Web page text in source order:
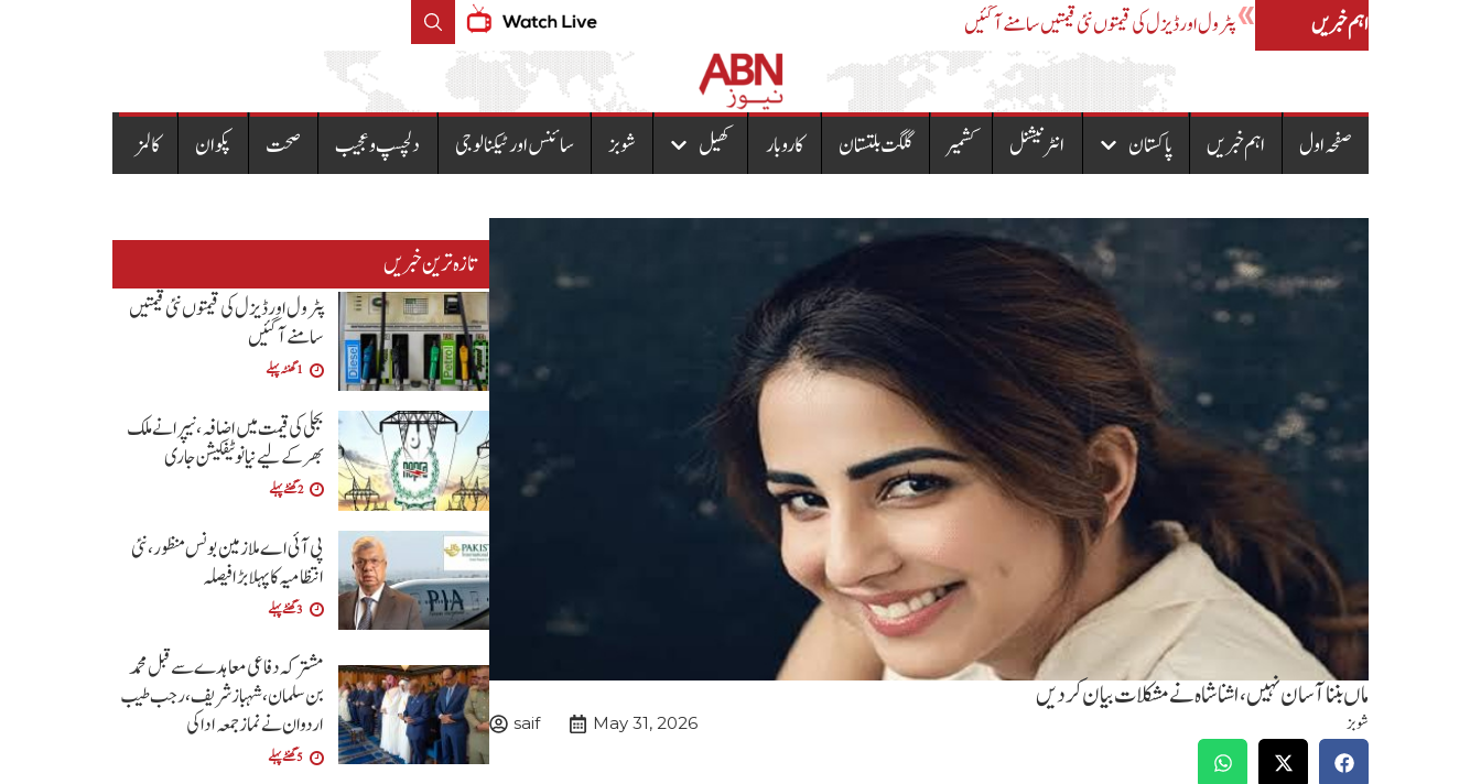
اہم خبریں پٹرول اور ڈیزل کی قیمتوں نئی قیمتیں سامنے آگئیں بجلی کی قیمت میں اضافہ، نیپرا نے ملک بھر کے لیے نیا نوٹیفکیشن جاری
صفحہ اول اہم خبریں پاکستان انٹرنیشنل کشمیر گلگت بلتستان کاروبار کھیل شوبز سائنس اور ٹیکنالوجی دلچسپ و عجیب صحت پکوان کالمز
ماں بننا آسان نہیں ،اشنا شاہ نے مشکلات بیان کردیں
شوبز saif May 31, 2026
تازہ ترین خبریں
پٹرول اور ڈیزل کی قیمتوں نئی قیمتیں
سامنے آگئیں
1 گھنٹہ پہلے
بجلی کی قیمت میں اضافہ، نیپرا نے ملک
بھر کے لیے نیا نوٹیفکیشن جاری
2 گھنٹے پہلے
پی آئی اے ملازمین بونس منظور، نئی
انتظامیہ کا پہلا بڑا فیصلہ
3 گھنٹے پہلے
مشترکہ دفاعی معاہدے سے قبل محمد
بن سلمان، شہباز شریف ، رجب طیب
اردوان نے نماز جمعہ ادا کی
5 گھنٹے پہلے